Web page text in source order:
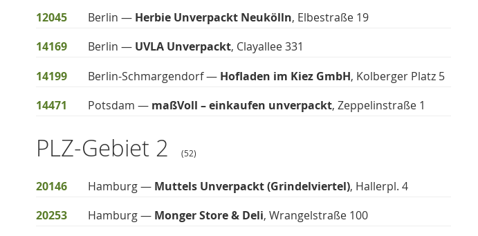
12045
Berlin — Herbie Unverpackt Neukölln, Elbestraße 19
14169
Berlin — UVLA Unverpackt, Clayallee 331
14199
Berlin-Schmargendorf — Hofladen im Kiez GmbH, Kolberger Platz 5
14471
Potsdam — maßVoll – einkaufen unverpackt, Zeppelinstraße 1
PLZ-Gebiet 2 (52)
20146 Hamburg — Muttels Unverpackt (Grindelviertel), Hallerpl. 4
20253
Hamburg — Monger Store & Deli, Wrangelstraße 100